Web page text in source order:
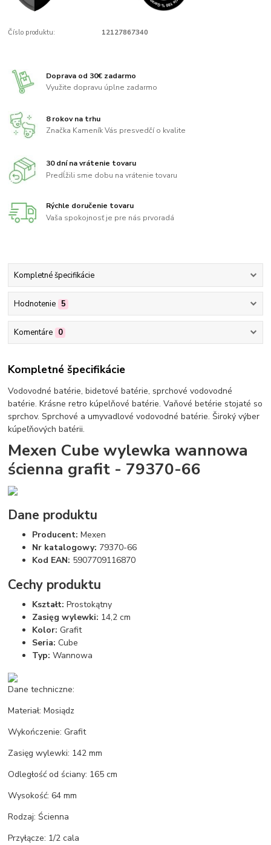
Číslo produktu: 12127867340
Doprava od 30€ zadarmo
Využite dopravu úplne zadarmo
8 rokov na trhu
Značka Kameník Vás presvedčí o kvalite
30 dní na vrátenie tovaru
Predĺžili sme dobu na vrátenie tovaru
Rýchle doručenie tovaru
Vaša spokojnosť je pre nás prvoradá
Kompletné špecifikácie
Hodnotenie 5
Komentáre 0
Kompletné špecifikácie
Vodovodné batérie, bidetové batérie, sprchové vodovodné
batérie. Krásne retro kúpelňové batérie. Vaňové betérie stojaté so
sprchov. Sprchové a umyvadlové vodovodné batérie. Široký výber
kúpeľňových batérii.
Mexen Cube wylewka wannowa
ścienna grafit - 79370-66
Dane produktu
Producent: Mexen
Nr katalogowy: 79370-66
Kod EAN: 5907709116870
Cechy produktu
Kształt: Prostokątny
Zasięg wylewki: 14,2 cm
Kolor: Grafit
Seria: Cube
Typ: Wannowa
Dane techniczne:
Materiał: Mosiądz
Wykończenie: Grafit
Zasięg wylewki: 142 mm
Odległość od ściany: 165 cm
Wysokość: 64 mm
Rodzaj: Ścienna
Przyłącze: 1/2 cala